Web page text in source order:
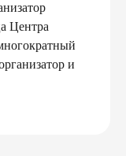
Центра
и